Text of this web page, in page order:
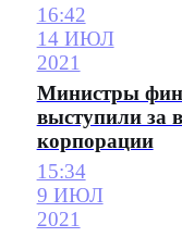
16:42
14 ИЮЛ
2021
Министры
выступили за
корпорации
15:34
9 ИЮЛ
2021